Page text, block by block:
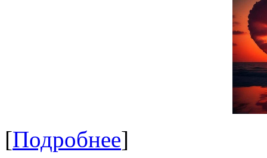
[Подробнее]